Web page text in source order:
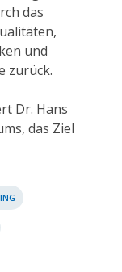
das
und
zurück.
Dr. Hans
das Ziel